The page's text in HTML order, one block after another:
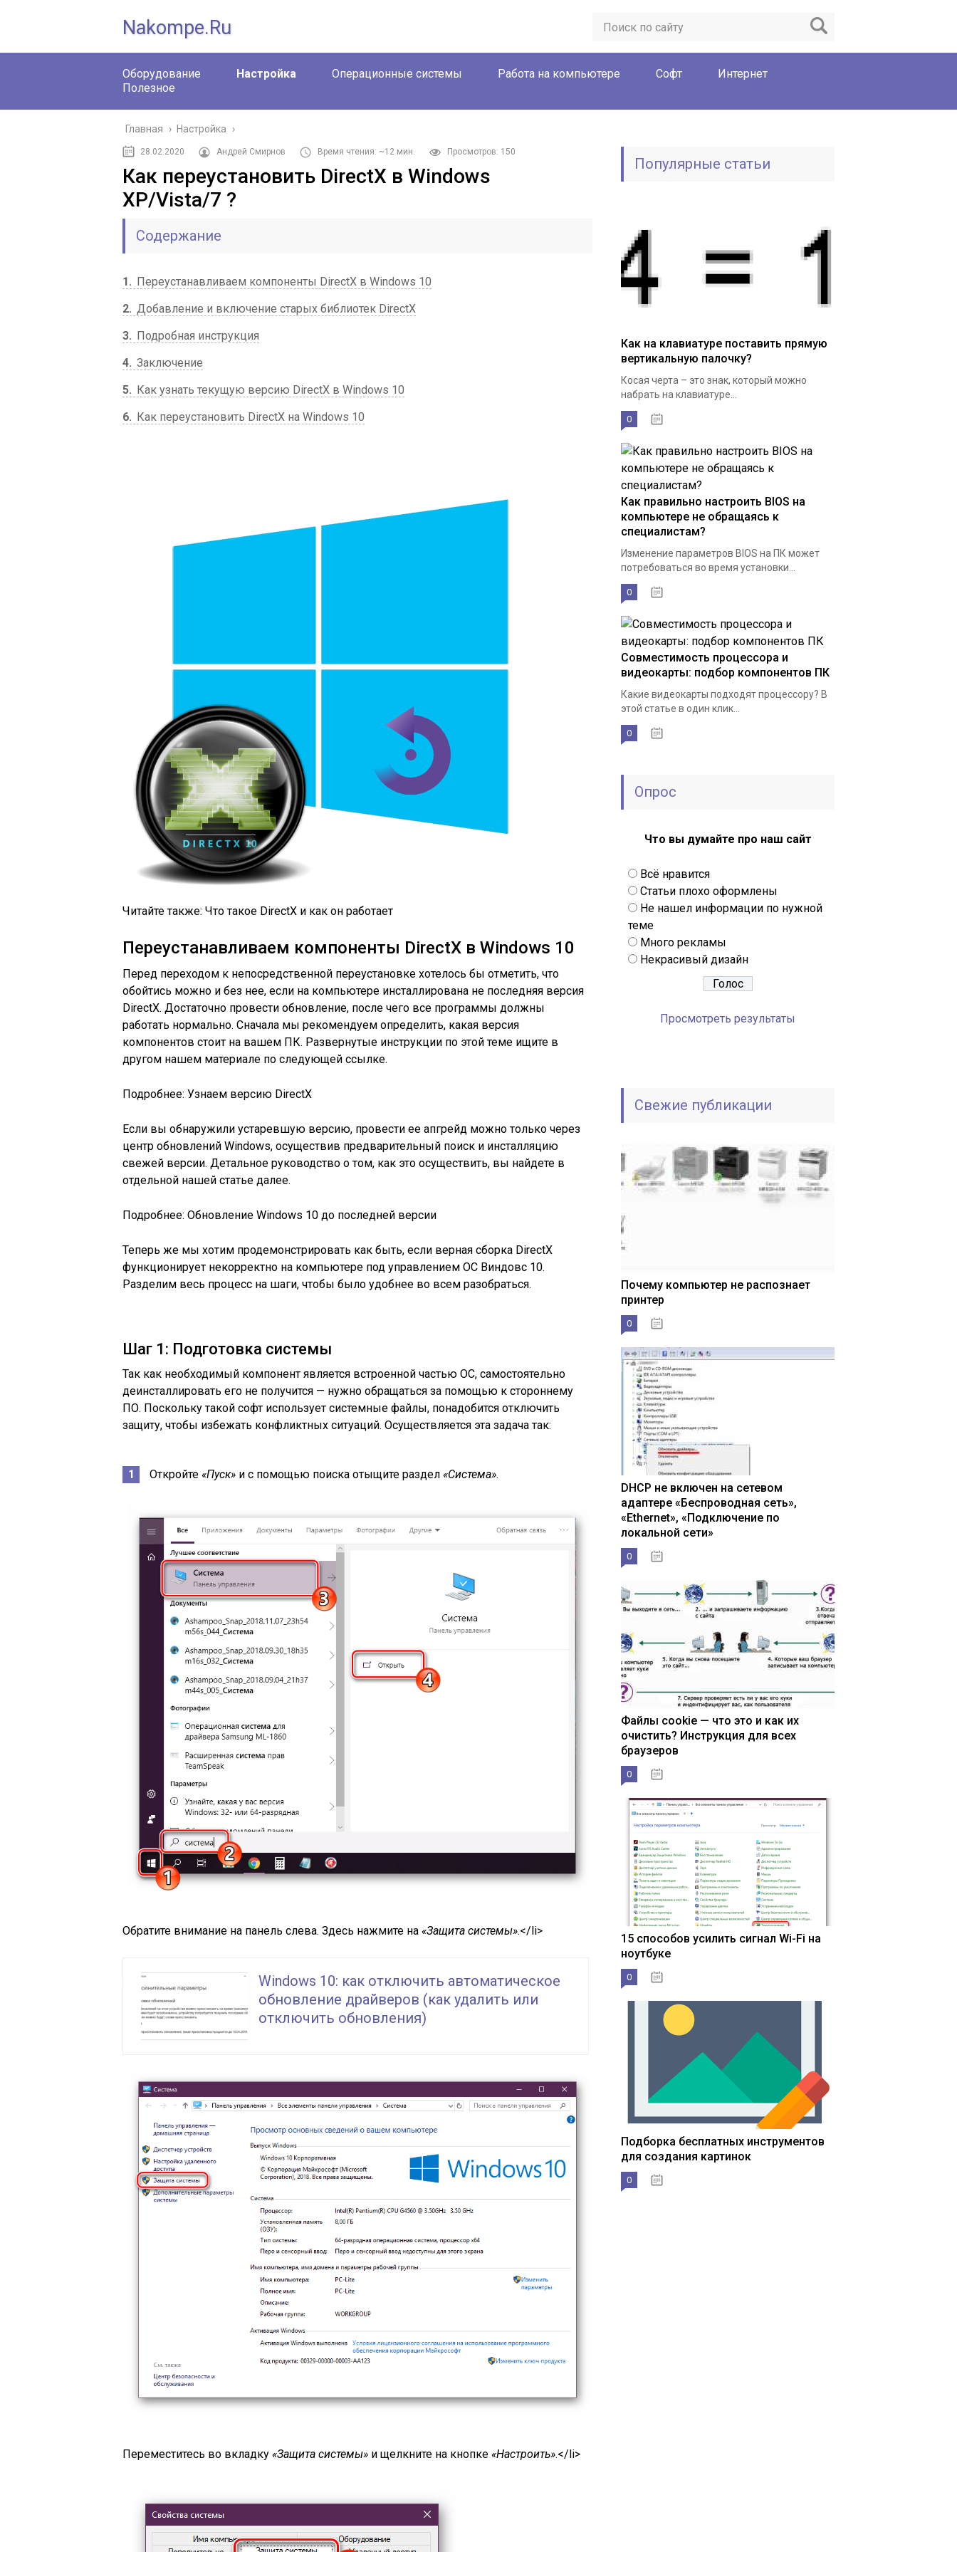
Nakompe.ru
Оборудование Настройка Операционные системы Работа на компьютере Софт
Интернет
Полезное
Главная › Настройка ›
28.02.2020 Андрей Смирнов Время чтения: ~12 мин. Просмотров: 150
Как переустановить DirectX в Windows
XP/Vista/7 ?
Содержание
1
Переустанавливаем компоненты DirectX в Windows 10
2 Добавление и включение старых библиотек DirectX
3
Подробная инструкция
4 Заключение
5
Как узнать текущую версию DirectX в Windows 10
6
Как переустановить DirectX на Windows 10
Читайте также: Что такое DirectX и как он работает
Переустанавливаем компоненты DirectX в Windows 10
Перед переходом к непосредственной переустановке хотелось бы отметить, что
обойтись можно и без нее, если на компьютере инсталлирована не последняя версия
DirectX. Достаточно провести обновление, после чего все программы должны
работать нормально. Сначала мы рекомендуем определить, какая версия
компонентов стоит на вашем ПК. Развернутые инструкции по этой теме ищите в
другом нашем материале по следующей ссылке.
Подробнее: Узнаем версию DirectX
Если вы обнаружили устаревшую версию, провести ее апгрейд можно только через
центр обновлений Windows, осуществив предварительный поиск и инсталляцию
свежей версии. Детальное руководство о том, как это осуществить, вы найдете в
отдельной нашей статье далее.
Подробнее: Обновление Windows 10 до последней версии
Теперь же мы хотим продемонстрировать как быть, если верная сборка DirectX
функционирует некорректно на компьютере под управлением ОС Виндовс 10.
Разделим весь процесс на шаги, чтобы было удобнее во всем разобраться.
Шаг 1: Подготовка системы
Так как необходимый компонент является встроенной частью ОС, самостоятельно
деинсталлировать его не получится — нужно обращаться за помощью к стороннему
ПО. Поскольку такой софт использует системные файлы, понадобится отключить
защиту, чтобы избежать конфликтных ситуаций. Осуществляется эта задача так:
Откройте «Пуск» и с помощью поиска отыщите раздел «Система».
Обратите внимание на панель слева. Здесь нажмите на «Защита системы».</li>
Windows 10: как отключить автоматическое
обновление драйверов (как удалить или
отключить обновления)
Переместитесь во вкладку «Защита системы» и щелкните на кнопке «Настроить».</li>
Популярные статьи
Как на клавиатуре поставить прямую
вертикальную палочку?
Косая черта – это знак, который можно
набрать на клавиатуре...
0
Как правильно настроить BIOS на
компьютере не обращаясь к
специалистам?
Изменение параметров BIOS на ПК может
потребоваться во время установки...
0
Совместимость процессора и
видеокарты: подбор компонентов ПК
Какие видеокарты подходят процессору? В
этой статье в один клик...
0
Опрос
Что вы думайте про наш сайт
Всё нравится
Статьи плохо оформлены
Не нашел информации по нужной
теме
Много рекламы
Некрасивый дизайн
Просмотреть результаты
Свежие публикации
Почему компьютер не распознает
принтер
0
DHCP не включен на сетевом
адаптере «Беспроводная сеть»,
«Ethernet», «Подключение по
локальной сети»
0
Файлы cookie — что это и как их
очистить? Инструкция для всех
браузеров
0
15 способов усилить сигнал Wi-Fi на
ноутбуке
0
Подборка бесплатных инструментов
для создания картинок
0